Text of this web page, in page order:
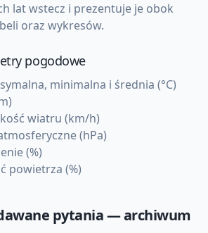
lat wstecz i prezentuje je obok
oraz wykresów.
pogodowe
minimalna i średnia (°C)
wiatru (km/h)
(hPa)
(%)
powietrza (%)
pytania — archiwum